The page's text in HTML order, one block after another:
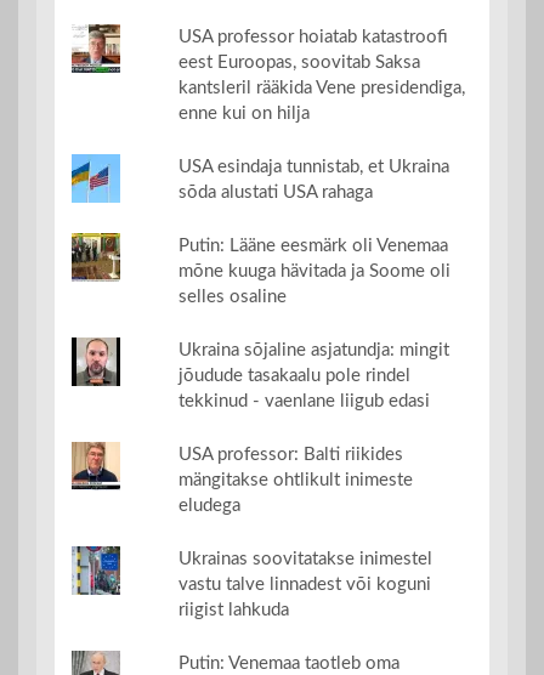
USA professor hoiatab katastroofi
eest Euroopas, soovitab Saksa
kantsleril rääkida Vene presidendiga,
enne kui on hilja
USA esindaja tunnistab, et Ukraina
sõda alustati USA rahaga
Putin: Lääne eesmärk oli Venemaa
mõne kuuga hävitada ja Soome oli
selles osaline
Ukraina sõjaline asjatundja: mingit
jõudude tasakaalu pole rindel
tekkinud - vaenlane liigub edasi
USA professor: Balti riikides
mängitakse ohtlikult inimeste
eludega
Ukrainas soovitatakse inimestel
vastu talve linnadest või koguni
riigist lahkuda
Putin: Venemaa taotleb oma